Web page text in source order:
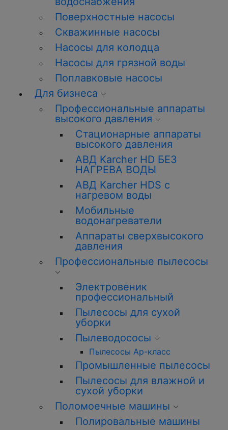
Поверхностные насосы
Скважинные насосы
Насосы для колодца
Насосы для грязной воды
Поплавковые насосы
Для бизнеса
Профессиональные аппараты
высокого давления
Стационарные аппараты
высокого давления
АВД Karcher HD БЕЗ
НАГРЕВА ВОДЫ
АВД Karcher HDS с
нагревом воды
Мобильные
водонагреватели
Аппараты сверхвысокого
давления
Профессиональные пылесосы
Электровеник
профессиональный
Пылесосы для сухой
уборки
Пылеводососы
Пылесосы Ар-класс
Промышленные пылесосы
Пылесосы для влажной и
сухой уборки
Поломоечные машины
Полировальные машины